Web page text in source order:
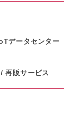
データセンター
再販サービス